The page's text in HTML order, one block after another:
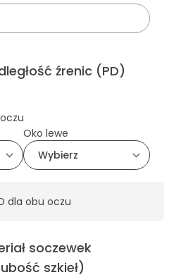
źrenic (PD)
Oko lewe
dla obu oczu
soczewek
szkieł)